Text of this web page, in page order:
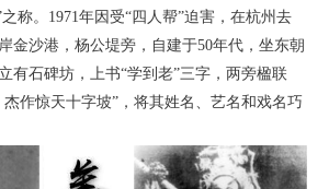
称。1971年因受“四人帮”迫害，在杭州去
金沙港，杨公堤旁，自建于50年代，坐东朝
有石碑坊，上书“学到老”三字，两旁楹联
作惊天十字坡”，将其姓名、艺名和戏名巧